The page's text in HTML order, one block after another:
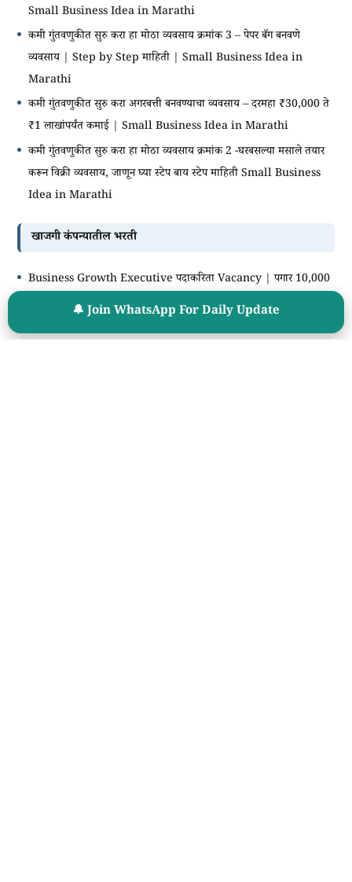
🔔 Join WhatsApp For Daily Update
Small Business Idea in Marathi
कमी गुंतवणुकीत सुरु करा हा मोठा व्यवसाय क्रमांक 3 – पेपर बॅग बनवणे
व्यवसाय | Step by Step माहिती | Small Business Idea in
Marathi
कमी गुंतवणुकीत सुरु करा अगरबत्ती बनवण्याचा व्यवसाय – दरमहा ₹30,000 ते
₹1 लाखांपर्यंत कमाई | Small Business Idea in Marathi
कमी गुंतवणुकीत सुरु करा हा मोठा व्यवसाय क्रमांक 2 -घरबसल्या मसाले तयार
करून विक्री व्यवसाय, जाणून घ्या स्टेप बाय स्टेप माहिती Small Business
Idea in Marathi
खाजगी कंपन्यातील भरती
Business Growth Executive पदाकरिता Vacancy | पगार 10,000
+ Intensive